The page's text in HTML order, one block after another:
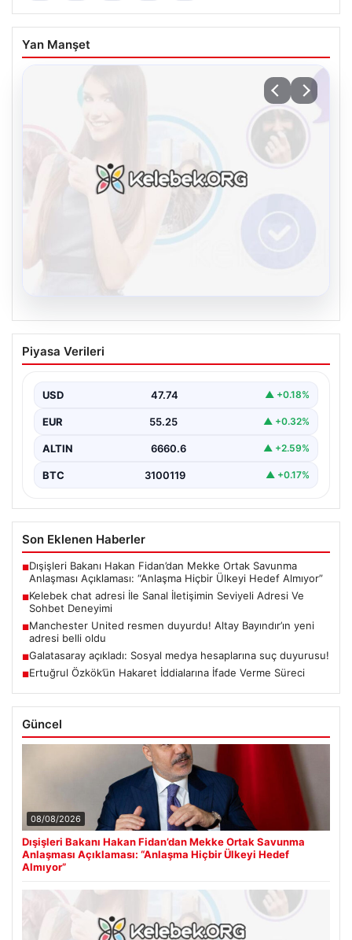
Yan Manşet
Kelebek chat adresi İle Sanal İletişimin
Seviyeli Adresi Ve Sohbet Deneyimi
kurması ciddi bir değer barındırmaktadır. Günümüzde
birçok…
Piyasa Verileri
USD 47.74 ▲ +0.18%
EUR 55.25 ▲ +0.32%
ALTIN 6660.6 ▲ +2.59%
BTC 3100119 ▲ +0.17%
Son Eklenen Haberler
■Dışişleri Bakanı Hakan Fidan’dan Mekke Ortak Savunma
Anlaşması Açıklaması: “Anlaşma Hiçbir Ülkeyi Hedef Almıyor”
■Kelebek chat adresi İle Sanal İletişimin Seviyeli Adresi Ve
Sohbet Deneyimi
■Manchester United resmen duyurdu! Altay Bayındır’ın yeni
adresi belli oldu
■Galatasaray açıkladı: Sosyal medya hesaplarına suç duyurusu!
■Ertuğrul Özkök’ün Hakaret İddialarına İfade Verme Süreci
Güncel
08/08/2026
Dışişleri Bakanı Hakan Fidan’dan Mekke Ortak Savunma
Anlaşması Açıklaması: “Anlaşma Hiçbir Ülkeyi Hedef
Almıyor”